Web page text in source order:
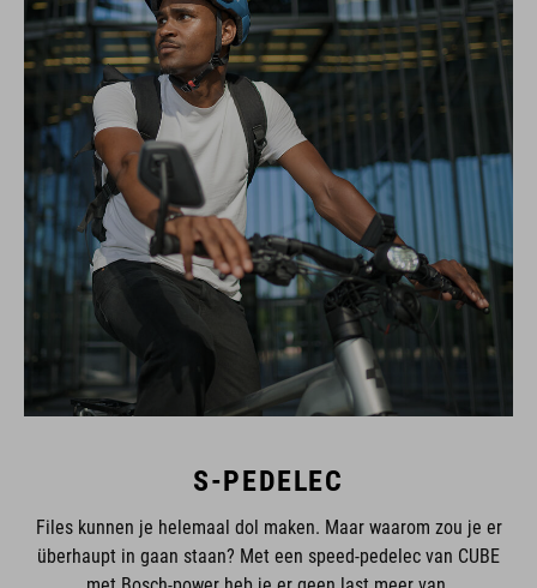
S-PEDELEC
Files kunnen je helemaal dol maken. Maar waarom zou je er
überhaupt in gaan staan? Met een speed-pedelec van CUBE